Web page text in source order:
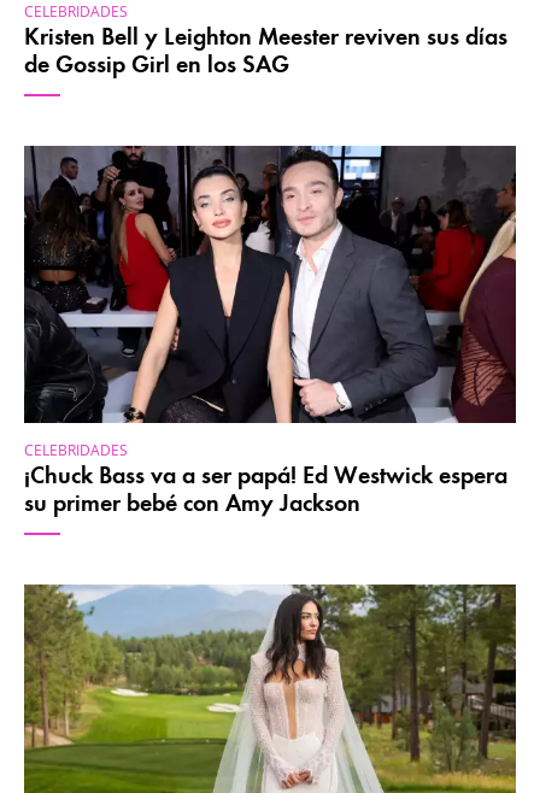
CELEBRIDADES
Kristen Bell y Leighton Meester reviven sus días
de Gossip Girl en los SAG
CELEBRIDADES
¡Chuck Bass va a ser papá! Ed Westwick espera
su primer bebé con Amy Jackson